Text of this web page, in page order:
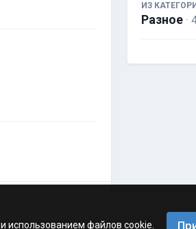
ИЗ
Разное ·
и использованием файлов cookie.